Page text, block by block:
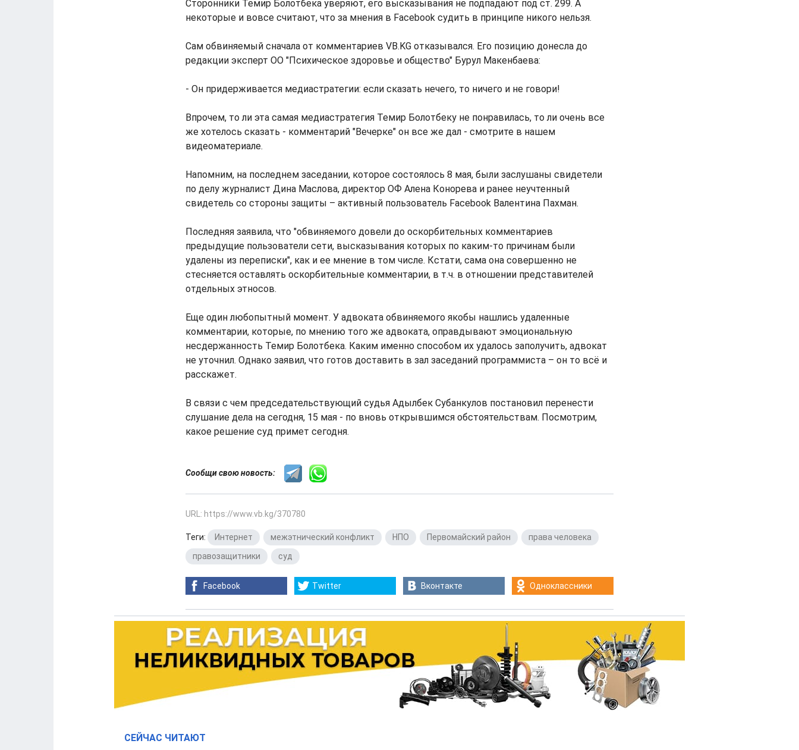
Сторонники Темир Болотбека уверяют, его высказывания не подпадают под ст. 299. А
некоторые и вовсе считают, что за мнения в Facebook судить в принципе никого нельзя.
Сам обвиняемый сначала от комментариев VB.KG отказывался. Его позицию донесла до
редакции эксперт ОО "Психическое здоровье и общество" Бурул Макенбаева:
- Он придерживается медиастратегии: если сказать нечего, то ничего и не говори!
Впрочем, то ли эта самая медиастратегия Темир Болотбеку не понравилась, то ли очень все
же хотелось сказать - комментарий "Вечерке" он все же дал - смотрите в нашем
видеоматериале.
Напомним, на последнем заседании, которое состоялось 8 мая, были заслушаны свидетели
по делу журналист Дина Маслова, директор ОФ Алена Конорева и ранее неучтенный
свидетель со стороны защиты – активный пользователь Facebook Валентина Пахман.
Последняя заявила, что "обвиняемого довели до оскорбительных комментариев
предыдущие пользователи сети, высказывания которых по каким-то причинам были
удалены из переписки", как и ее мнение в том числе. Кстати, сама она совершенно не
стесняется оставлять оскорбительные комментарии, в т.ч. в отношении представителей
отдельных этносов.
Еще один любопытный момент. У адвоката обвиняемого якобы нашлись удаленные
комментарии, которые, по мнению того же адвоката, оправдывают эмоциональную
несдержанность Темир Болотбека. Каким именно способом их удалось заполучить, адвокат
не уточнил. Однако заявил, что готов доставить в зал заседаний программиста – он то всё и
расскажет.
В связи с чем председательствующий судья Адылбек Субанкулов постановил перенести
слушание дела на сегодня, 15 мая - по вновь открывшимся обстоятельствам. Посмотрим,
какое решение суд примет сегодня.
Сообщи свою новость:
URL: https://www.vb.kg/370780
Теги: Интернет межэтнический конфликт НПО Первомайский район права человека
правозащитники
суд
Facebook Twitter Вконтакте Одноклассники
СЕЙЧАС ЧИТАЮТ